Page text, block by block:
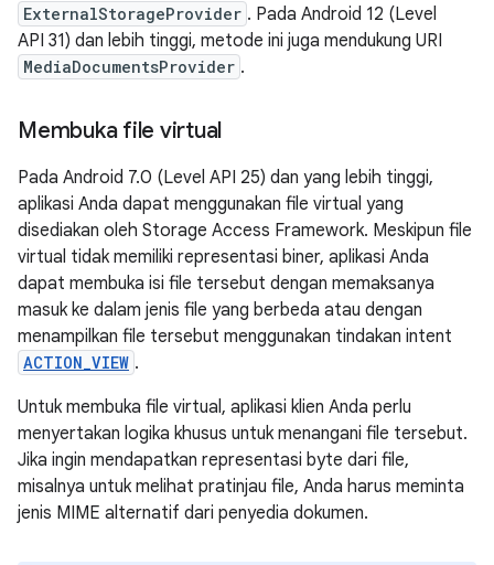
ExternalStorageProvider . Pada Android 12 (Level
API 31) dan lebih tinggi, metode ini juga mendukung URI
MediaDocumentsProvider .
Membuka file virtual
Pada Android 7.0 (Level API 25) dan yang lebih tinggi,
aplikasi Anda dapat menggunakan file virtual yang
disediakan oleh Storage Access Framework. Meskipun file
virtual tidak memiliki representasi biner, aplikasi Anda
dapat membuka isi file tersebut dengan memaksanya
masuk ke dalam jenis file yang berbeda atau dengan
menampilkan file tersebut menggunakan tindakan intent
ACTION_VIEW .
Untuk membuka file virtual, aplikasi klien Anda perlu
menyertakan logika khusus untuk menangani file tersebut.
Jika ingin mendapatkan representasi byte dari file,
misalnya untuk melihat pratinjau file, Anda harus meminta
jenis MIME alternatif dari penyedia dokumen.